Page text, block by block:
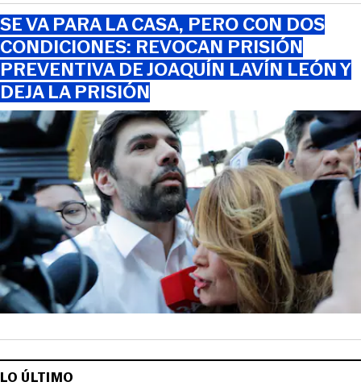
SE VA PARA LA CASA, PERO CON DOS
CONDICIONES: REVOCAN PRISIÓN
PREVENTIVA DE JOAQUÍN LAVÍN LEÓN Y
DEJA LA PRISIÓN
LO ÚLTIMO